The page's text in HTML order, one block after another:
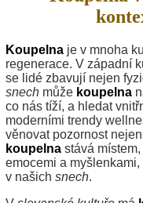
Koupelna je v mnoha
regenerace. V západní
se lidé zbavují nejen
snech může koupelna
co nás tíží, a hledat
moderními trendy
věnovat pozornost
koupelna stává
emocemi a
v našich snech.